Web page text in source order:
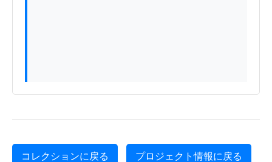
コレクションに戻る プロジェクト情報に戻る